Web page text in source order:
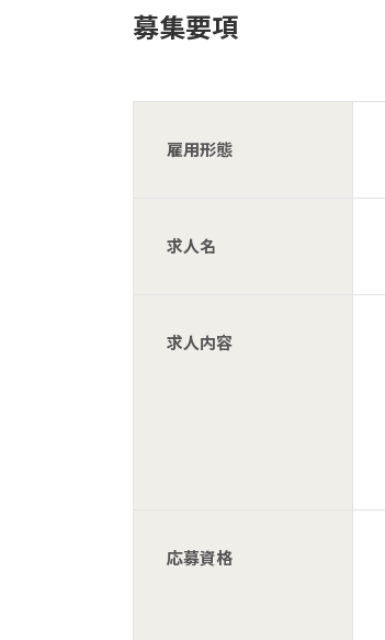
募集要項
雇用形態
求人名
求人内容
応募資格